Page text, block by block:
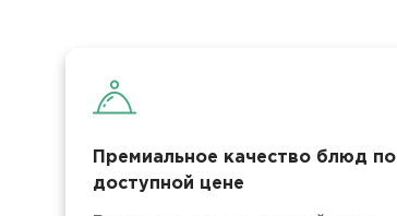
Премиальное качество блюд по
доступной цене